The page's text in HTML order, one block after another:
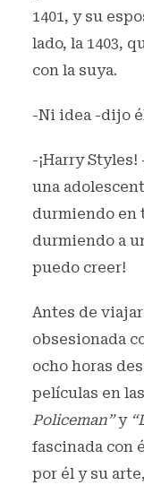
1401, y su
lado, la 1403,
con la suya.
-Ni idea -dijo
-¡Harry
una
durmiendo en
durmiendo a
puedo creer!
Antes de
obsesionada
ocho horas
películas en
Policeman”y
fascinada con
por él y su